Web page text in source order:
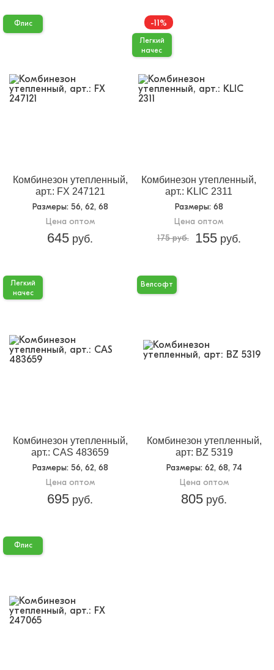
Флис
Комбинезон утепленный,
арт.: FX 247121
Размеры: 56, 62, 68
Цена оптом
645 руб.
-11%
Легкий
начес
Комбинезон утепленный,
арт.: KLIC 2311
Размеры: 68
Цена оптом
175 руб.
155руб.
Легкий
начес
Комбинезон утепленный,
арт.: CAS 483659
Размеры: 56, 62, 68
Цена оптом
695 руб.
Велсофт
Комбинезон утепленный,
арт: BZ 5319
Размеры: 62, 68, 74
Цена оптом
805 руб.
Флис